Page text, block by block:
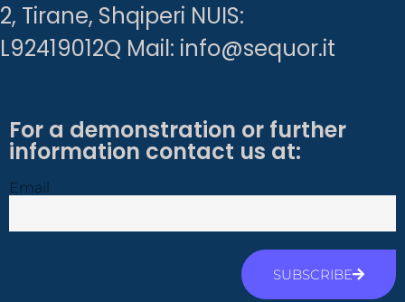
2, Tirane, Shqiperi NUIS:
L92419012Q Mail: info@sequor.it
For a demonstration or further
information contact us at:
Email
SUBSCRIBE